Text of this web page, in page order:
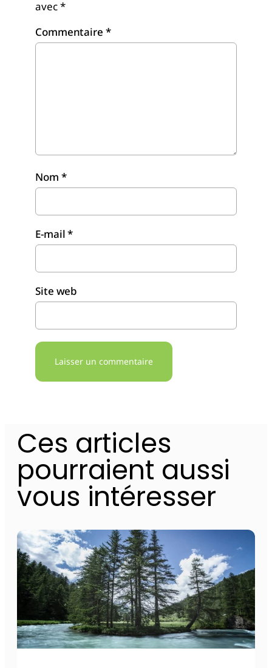
avec*
Commentaire *
Nom *
E-mail*
Site web
Ces articles
pourraient aussi
vous intéresser